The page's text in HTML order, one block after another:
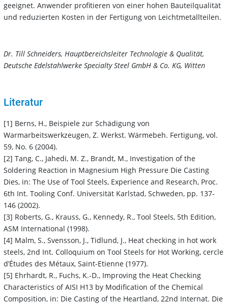
geeignet. Anwender profitieren von einer hohen Bauteilqualität
und reduzierten Kosten in der Fertigung von Leichtmetallteilen.
Dr. Till Schneiders, Hauptbereichsleiter Technologie & Qualität,
Deutsche Edelstahlwerke Specialty Steel GmbH & Co. KG, Witten
Literatur
[1] Berns, H., Beispiele zur Schädigung von
Warmarbeitswerkzeugen, Z. Werkst. Wärmebeh. Fertigung, vol.
59, No. 6 (2004).
[2] Tang, C., Jahedi, M. Z., Brandt, M., Investigation of the
Soldering Reaction in Magnesium High Pressure Die Casting
Dies, in: The Use of Tool Steels, Experience and Research, Proc.
6th Int. Tooling Conf. Universität Karlstad, Schweden, pp. 137-
146 (2002).
[3] Roberts, G., Krauss, G., Kennedy, R., Tool Steels, 5th Edition,
ASM International (1998).
[4] Malm, S., Svensson, J., Tidlund, J., Heat checking in hot work
steels, 2nd Int. Colloquium on Tool Steels for Hot Working, cercle
d’Études des Métaux, Saint-Etienne (1977).
[5] Ehrhardt, R., Fuchs, K.-D., Improving the Heat Checking
Characteristics of AISI H13 by Modification of the Chemical
Composition, in: Die Casting of the Heartland, 22nd Internat. Die